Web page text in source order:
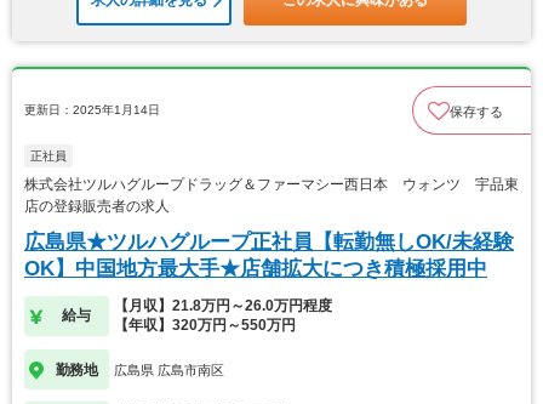
更新日：2025年1月14日 保存する
正社員
株式会社ツルハグループドラッグ＆ファーマシー西日本 ウォンツ 宇品東
店の登録販売者の求人
広島県★ツルハグループ正社員【転勤無しOK/未経験
OK】中国地方最大手★店舗拡大につき積極採用中
給与
【月収】21.8万円～26.0万円程度
【年収】320万円～550万円
勤務地 広島県 広島市南区